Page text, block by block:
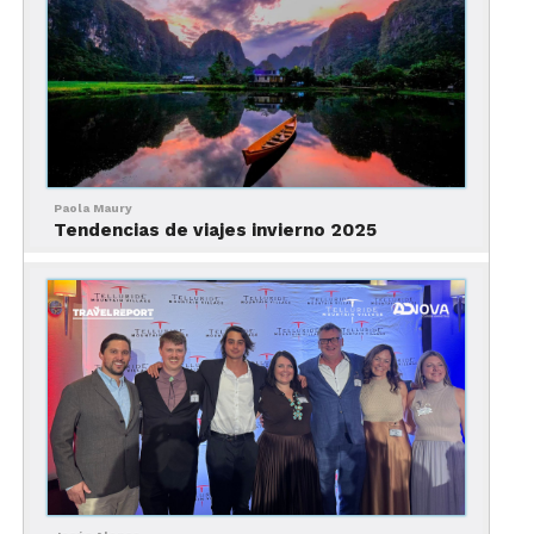
veinte años. El resort funciona todo el año y tiene
actividades ideales para cada temporada. En
invierno, ofrece esquí (más de cien pistas para
todos los niveles), tubing y otros deportes de
nieve. A la vez, tiene 13 alojamientos, alrededor de
75 restaurantes y boutiques, y eventos todo el año.
Las Lauréntidas en invierno
Paola Maury
Tendencias de viajes invierno 2025